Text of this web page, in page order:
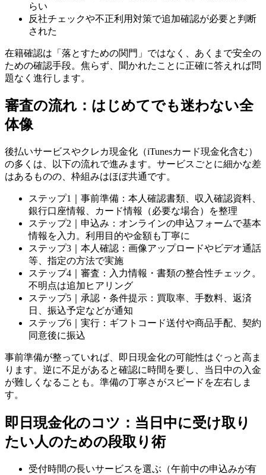
らい
反社チェックや不正利用対策で追加確認が必要と判断
された
在籍確認は「落とすための関門」ではなく、あくまで安全の
ための確認手段。焦らず、聞かれたことに正確に答えれば問
題なく進行します。
審査の流れ：はじめてでも迷わない全
体像
後払いサービスやクレカ現金化（iTunesカード現金化含む）
の多くは、以下の流れで進みます。サービスごとに細かな差
はあるものの、枠組みはほぼ共通です。
ステップ1｜事前準備：本人確認書類、収入確認資料、
銀行口座情報、カード情報（必要な場合）を整理
ステップ2｜申込み：オンラインの申込フォームで基本
情報を入力。利用目的や金額も丁寧に
ステップ3｜本人確認：画像アップロードやビデオ通話
等、指定の方法で実施
ステップ4｜審査：入力情報・書類の整合性チェック。
不明点は追加ヒアリング
ステップ5｜承認・条件提示：買取率、手数料、返済
日、振込予定などが通知
ステップ6｜実行：ギフトコード送付や商品手配、契約
同意後に振込
事前準備が整っていれば、即日現金化の可能性はぐっと高ま
ります。逆に不足があると確認に時間を要し、当日中の入金
が難しくなることも。準備の丁寧さがスピードを左右しま
す。
即日現金化のコツ：当日中に受け取り
たい人のための段取り術
受付時間の長いサービスを選ぶ（午前中の申込みが有